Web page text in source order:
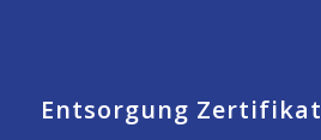
Entsorgung Zertifikat